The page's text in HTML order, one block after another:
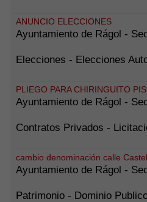
ANUNCIO ELECCIONES
Ayuntamiento de Rágol -
Elecciones - Elecciones
PLIEGO PARA CHIRINGUITO
Ayuntamiento de Rágol -
Contratos Privados -
cambio denominación calle
Ayuntamiento de Rágol -
Patrimonio - Dominio